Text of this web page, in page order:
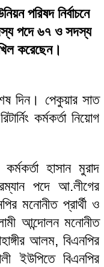
পরিষদ নির্বাচনে
পদে ৬৭ ও সদস্য
করেছেন।
দিন। পেকুয়ার সাত
কর্মকর্তা নিয়োগ
হাসান মুরাদ
পদে আ.লীগের
মনোনীত প্রার্থী ও
আন্দোলন মনোনীত
আলম, বিএনপির
ইউপিতে বিএনপির